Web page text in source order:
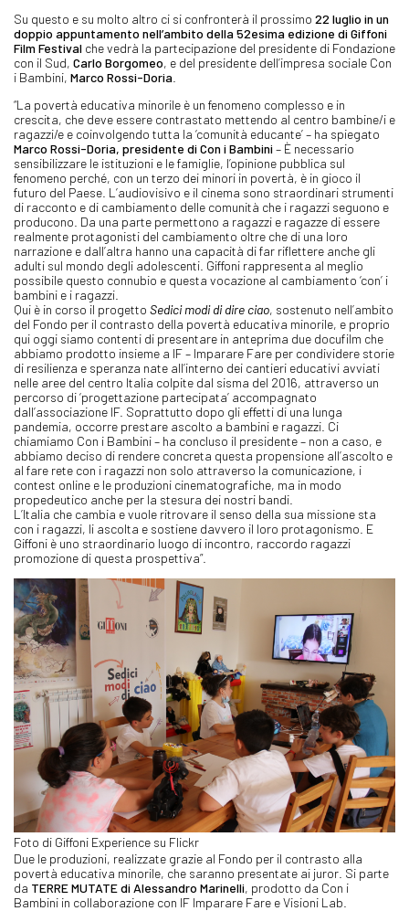
Su questo e su molto altro ci si confronterà il prossimo 22 luglio in un
doppio appuntamento nell’ambito della 52esima edizione di Giffoni
Film Festival che vedrà la partecipazione del presidente di Fondazione
con il Sud, Carlo Borgomeo, e del presidente dell’impresa sociale Con
i Bambini, Marco Rossi-Doria
“La povertà educativa minorile è un fenomeno complesso e in
crescita, che deve essere contrastato mettendo al centro bambine/i e
ragazzi/e e coinvolgendo tutta la ‘comunità educante’ – ha spiegato
Marco Rossi-Doria, presidente di Con i Bambini– È necessario
sensibilizzare le istituzioni e le famiglie, l’opinione pubblica sul
fenomeno perché, con un terzo dei minori in povertà, è in gioco il
futuro del Paese. L’audiovisivo e il cinema sono straordinari strumenti
di racconto e di cambiamento delle comunità che i ragazzi seguono e
producono. Da una parte permettono a ragazzi e ragazze di essere
realmente protagonisti del cambiamento oltre che di una loro
narrazione e dall’altra hanno una capacità di far riflettere anche gli
adulti sul mondo degli adolescenti. Giffoni rappresenta al meglio
possibile questo connubio e questa vocazione al cambiamento ‘con’ i
bambini e i ragazzi.
Qui è in corso il progetto Sedici modi di dire ciao, sostenuto nell’ambito
del Fondo per il contrasto della povertà educativa minorile, e proprio
qui oggi siamo contenti di presentare in anteprima due docufilm che
abbiamo prodotto insieme a IF – Imparare Fare per condividere storie
di resilienza e speranza nate all’interno dei cantieri educativi avviati
nelle aree del centro Italia colpite dal sisma del 2016, attraverso un
percorso di ‘progettazione partecipata’ accompagnato
dall’associazione IF. Soprattutto dopo gli effetti di una lunga
pandemia, occorre prestare ascolto a bambini e ragazzi. Ci
chiamiamo Con i Bambini – ha concluso il presidente – non a caso, e
abbiamo deciso di rendere concreta questa propensione all’ascolto e
al fare rete con i ragazzi non solo attraverso la comunicazione, i
contest online e le produzioni cinematografiche, ma in modo
propedeutico anche per la stesura dei nostri bandi.
L’Italia che cambia e vuole ritrovare il senso della sua missione sta
con i ragazzi, li ascolta e sostiene davvero il loro protagonismo. E
Giffoni è uno straordinario luogo di incontro, raccordo ragazzi
promozione di questa prospettiva”.
Foto di Giffoni Experience su Flickr
Due le produzioni, realizzate grazie al Fondo per il contrasto alla
povertà educativa minorile, che saranno presentate ai juror. Si parte
da TERRE MUTATE di Alessandro Marinelli, prodotto da Con i
Bambini in collaborazione con IF Imparare Fare e Visioni Lab.